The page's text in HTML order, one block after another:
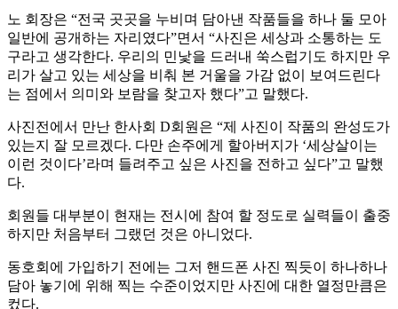
노 회장은 “전국 곳곳을 누비며 담아낸 작품들을 하나 둘 모아
일반에 공개하는 자리였다”면서 “사진은 세상과 소통하는 도
구라고 생각한다. 우리의 민낯을 드러내 쑥스럽기도 하지만 우
리가 살고 있는 세상을 비춰 본 거울을 가감 없이 보여드린다
는 점에서 의미와 보람을 찾고자 했다”고 말했다.
사진전에서 만난 한사회 D회원은 “제 사진이 작품의 완성도가
있는지 잘 모르겠다. 다만 손주에게 할아버지가 ‘세상살이는
이런 것이다’라며 들려주고 싶은 사진을 전하고 싶다”고 말했
다.
회원들 대부분이 현재는 전시에 참여 할 정도로 실력들이 출중
하지만 처음부터 그랬던 것은 아니었다.
동호회에 가입하기 전에는 그저 핸드폰 사진 찍듯이 하나하나
담아 놓기에 위해 찍는 수준이었지만 사진에 대한 열정만큼은
컸다.